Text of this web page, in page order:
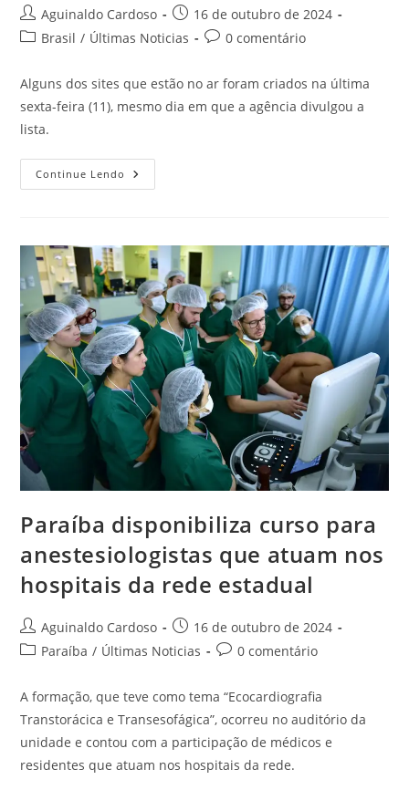
Aguinaldo Cardoso
16 de outubro de 2024
Brasil / Últimas Noticias 0 comentário
Alguns dos sites que estão no ar foram criados na última
sexta-feira (11), mesmo dia em que a agência divulgou a
lista.
Continue Lendo
Paraíba disponibiliza curso para
anestesiologistas que atuam nos
hospitais da rede estadual
Aguinaldo Cardoso
16 de outubro de 2024
Paraíba / Últimas Noticias 0 comentário
A formação, que teve como tema “Ecocardiografia
Transtorácica e Transesofágica”, ocorreu no auditório da
unidade e contou com a participação de médicos e
residentes que atuam nos hospitais da rede.